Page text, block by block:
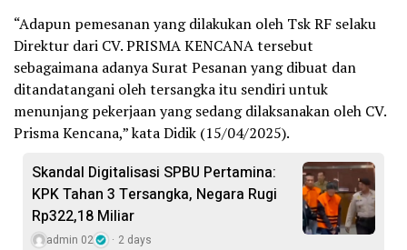
“Adapun pemesanan yang dilakukan oleh Tsk RF selaku
Direktur dari CV. PRISMA KENCANA tersebut
sebagaimana adanya Surat Pesanan yang dibuat dan
ditandatangani oleh tersangka itu sendiri untuk
menunjang pekerjaan yang sedang dilaksanakan oleh CV.
Prisma Kencana,” kata Didik (15/04/2025).
Skandal Digitalisasi SPBU Pertamina:
KPK Tahan 3 Tersangka, Negara Rugi
Rp322,18 Miliar
admin 02 2 days